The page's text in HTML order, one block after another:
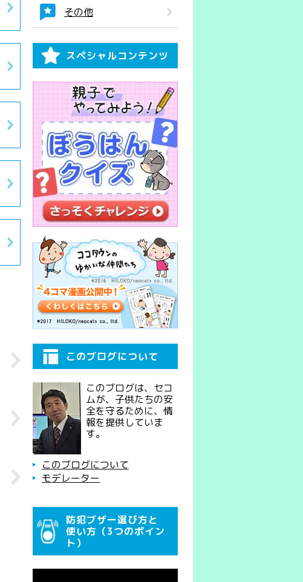
その他
スペシャルコンテンツ
このブログについて
このブログは、セコ
ムが、子供たちの安
全を守るために、情
報を提供していま
す。
このブログについて
モデレーター
防犯ブザー選び方と
使い方（3つのポイン
ト）